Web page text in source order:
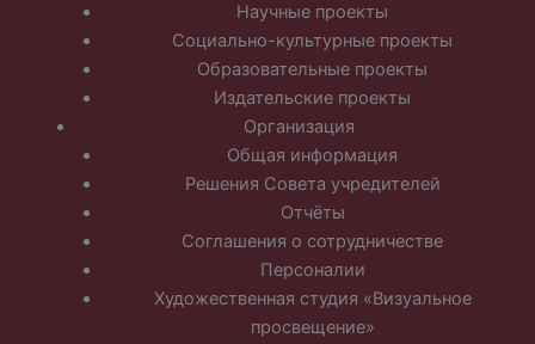
Научные проекты
Социально-культурные проекты
Образовательные проекты
Издательские проекты
Организация
Общая информация
Решения Совета учредителей
Отчёты
Соглашения о сотрудничестве
Персоналии
Художественная студия «Визуальное
просвещение»